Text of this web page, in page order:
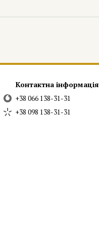
Контактна інформація
+38 066 138-31-31
+38 098 138-31-31